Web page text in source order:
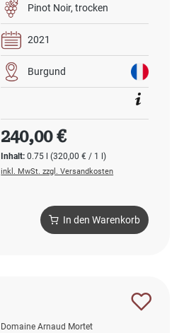
Pinot Noir trocken
2021
Burgund
Inhalt:0.75 l(320,00 € / 1 l)
Regulärer Preis:
240,00 €
inkl. MwSt. zzgl. Versandkosten
In den Warenkorb
Domaine Arnaud Mortet